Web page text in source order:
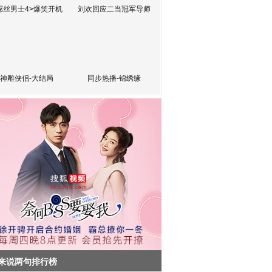
丝男士4>爆笑开机 刘欢回应二当冠军导师
神雕侠侣-大结局 同步热播-锦绣缘
说两句排行榜